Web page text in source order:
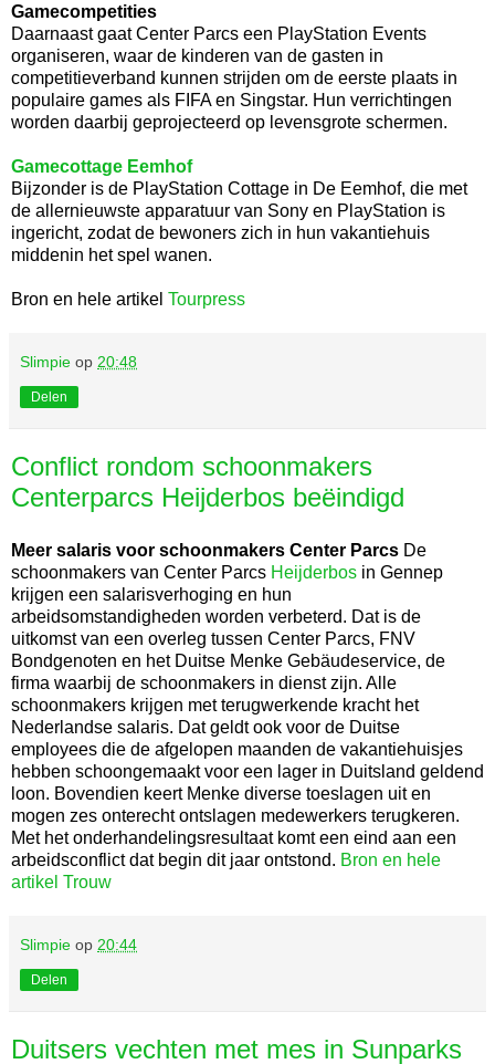
Gamecompetities
Daarnaast gaat Center Parcs een PlayStation Events
organiseren, waar de kinderen van de gasten in
competitieverband kunnen strijden om de eerste plaats in
populaire games als FIFA en Singstar. Hun verrichtingen
worden daarbij geprojecteerd op levensgrote schermen.
Gamecottage Eemhof
Bijzonder is de PlayStation Cottage in De Eemhof, die met
de allernieuwste apparatuur van Sony en PlayStation is
ingericht, zodat de bewoners zich in hun vakantiehuis
middenin het spel wanen.
Bron en hele artikel Tourpress
Slimpie op 20:48
Delen
Conflict rondom schoonmakers
Centerparcs Heijderbos beëindigd
Meer salaris voor schoonmakers Center Parcs De
schoonmakers van Center Parcs Heijderbos in Gennep
krijgen een salarisverhoging en hun
arbeidsomstandigheden worden verbeterd. Dat is de
uitkomst van een overleg tussen Center Parcs, FNV
Bondgenoten en het Duitse Menke Gebäudeservice, de
firma waarbij de schoonmakers in dienst zijn. Alle
schoonmakers krijgen met terugwerkende kracht het
Nederlandse salaris. Dat geldt ook voor de Duitse
employees die de afgelopen maanden de vakantiehuisjes
hebben schoongemaakt voor een lager in Duitsland geldend
loon. Bovendien keert Menke diverse toeslagen uit en
mogen zes onterecht ontslagen medewerkers terugkeren.
Met het onderhandelingsresultaat komt een eind aan een
arbeidsconflict dat begin dit jaar ontstond. Bron en hele
artikel Trouw
Slimpie op 20:44
Delen
Duitsers vechten met mes in Sunparks